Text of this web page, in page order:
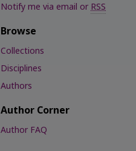
Notify me via email orRSS
Browse
Collections
Disciplines
Authors
Author Corner
Author FAQ